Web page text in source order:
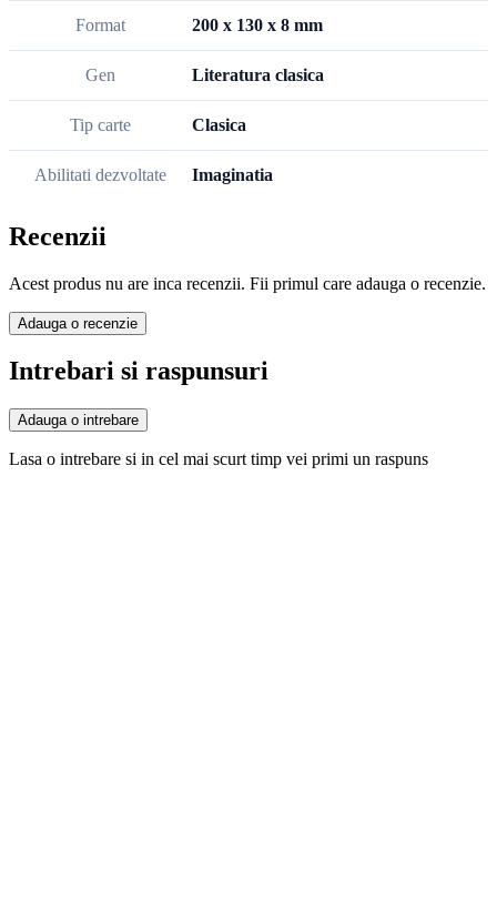
Format 200 x 130 x 8 mm
Gen Literatura clasica
Tip carte Clasica
Abilitati dezvoltate Imaginatia
Recenzii
Acest produs nu are inca recenzii. Fii primul care adauga o recenzie.
Adauga o recenzie
Intrebari si raspunsuri
Adauga o intrebare
Lasa o intrebare si in cel mai scurt timp vei primi un raspuns